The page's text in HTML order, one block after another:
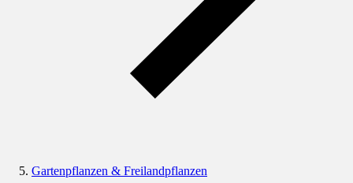
Gartenpflanzen & Freilandpflanzen